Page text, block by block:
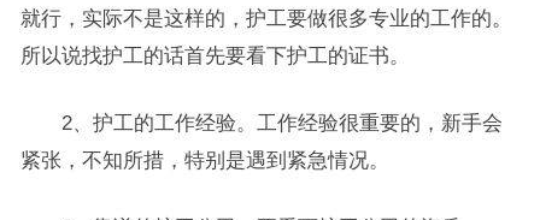
就行，实际不是这样的，护工要做很多专业的工作的。
所以说找护工的话首先要看下护工的证书。
2、护工的工作经验。工作经验很重要的，新手会
紧张，不知所措，特别是遇到紧急情况。